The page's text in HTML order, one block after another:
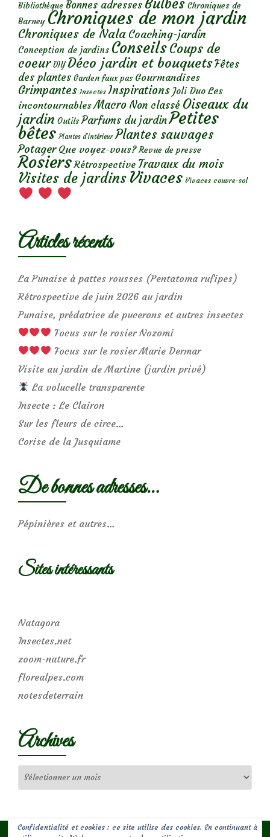
Bibliothèque Bonnes adresses Bulbes Chroniques de
Barney Chroniques de mon jardin
Chroniques de Nala Coaching-jardin
Conception de jardins ConseilsCoups de
coeur DIY Déco jardin et bouquetsFêtes
des plantes Garden faux pas Gourmandises
Grimpantes Insectes Inspirations Joli Duo Les
incontournables Macro Non classé Oiseaux du
jardin Outils Parfums du jardinPetites
bêtes Plantes d’intérieur Plantes sauvages
Potager Que voyez-vous? Revue de presse
Rosiers Rétrospective Travaux du mois
Visites de jardins Vivaces Vivaces couvre-sol
Articles récents
La Punaise à pattes rousses (Pentatoma rufipes)
Rétrospective de juin 2026 au jardin
Punaise, prédatrice de pucerons et autres insectes
Focus sur le rosier Nozomi
Focus sur le rosier Marie Dermar
Visite au jardin de Martine (jardin privé)
La volucelle transparente
Insecte : Le Clairon
Sur les fleurs de circe…
Corise de la Jusquiame
De bonnes adresses…
Pépinières et autres…
Sites intéressants
Natagora
Insectes.net
zoom-nature.fr
florealpes.com
notesdeterrain
Archives
Confidentialité et cookies : ce site utilise des cookies. En continuant à